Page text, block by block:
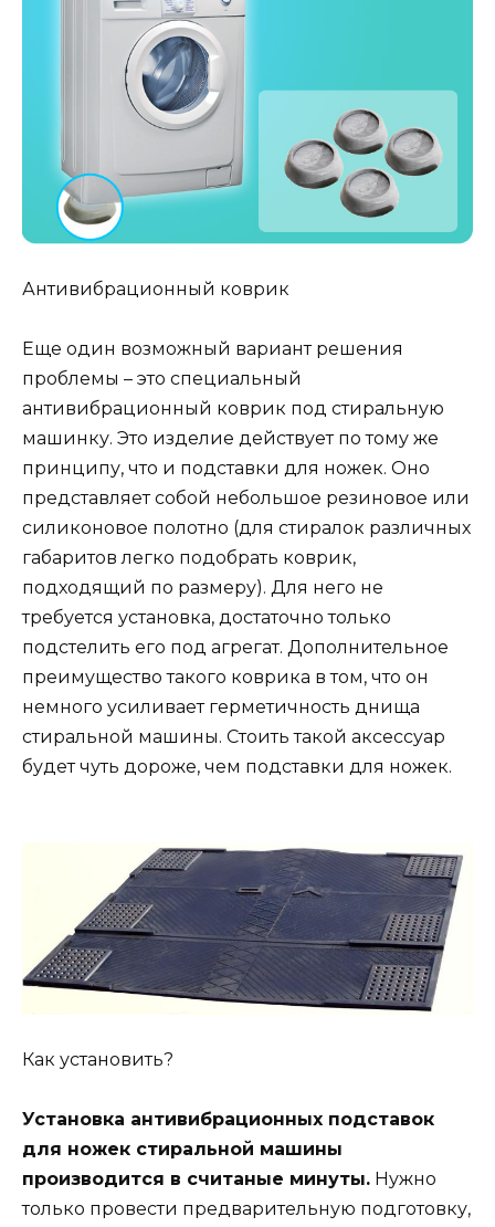
Антивибрационный коврик
Еще один возможный вариант решения
проблемы – это специальный
антивибрационный коврик под стиральную
машинку. Это изделие действует по тому же
принципу, что и подставки для ножек. Оно
представляет собой небольшое резиновое или
силиконовое полотно (для стиралок различных
габаритов легко подобрать коврик,
подходящий по размеру). Для него не
требуется установка, достаточно только
подстелить его под агрегат. Дополнительное
преимущество такого коврика в том, что он
немного усиливает герметичность днища
стиральной машины. Стоить такой аксессуар
будет чуть дороже, чем подставки для ножек.
Как установить?
Установка антивибрационных подставок
для ножек стиральной машины
производится в считаные минуты. Нужно
только провести предварительную подготовку,